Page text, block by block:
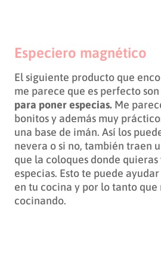
Especiero magnético
El siguiente producto que
me parece que es perfecto son
para poner especias. Me
bonitos y además muy
una base de imán. Así los
nevera o si no, también traen
que la coloques donde quieras
especias. Esto te puede
en tu cocina y por lo tanto
cocinando.